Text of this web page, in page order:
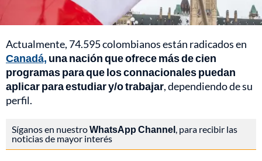
Actualmente, 74.595 colombianos están radicados en
Canadá, una nación que ofrece más de cien
programas para que los connacionales puedan
aplicar para estudiar y/o trabajar, dependiendo de su
perfil.
Síganos en nuestroWhatsApp Channel , para recibir las
noticias de mayor interés